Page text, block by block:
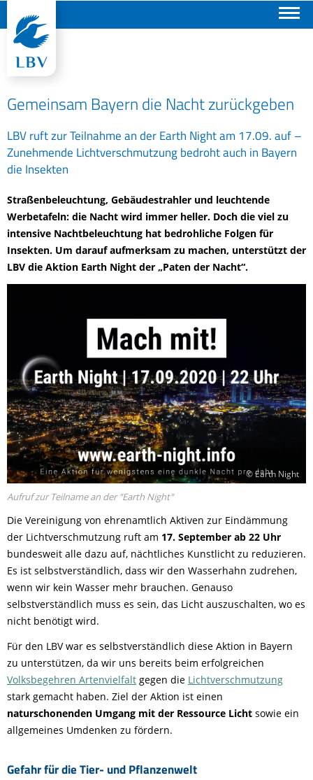
Gemeinsam Bayern die Nacht zurückgeben
LBV ruft zur Teilnahme an der Earth Night am 17.09. auf –
Zunehmende Lichtverschmutzung bedroht auch in Bayern
die Insekten
Straßenbeleuchtung, Gebäudestrahler und leuchtende
Werbetafeln: die Nacht wird immer heller. Doch die viel zu
intensive Nachtbeleuchtung hat bedrohliche Folgen für
Insekten. Um darauf aufmerksam zu machen, unterstützt der
LBV die Aktion Earth Night der „Paten der Nacht“.
© Earth Night
Aufruf zur Teilname an der "Earth Night"
Die Vereinigung von ehrenamtlich Aktiven zur Eindämmung
der Lichtverschmutzung ruft am 17. September ab 22 Uhr
bundesweit alle dazu auf, nächtliches Kunstlicht zu reduzieren.
Es ist selbstverständlich, dass wir den Wasserhahn zudrehen,
wenn wir kein Wasser mehr brauchen. Genauso
selbstverständlich muss es sein, das Licht auszuschalten, wo es
nicht benötigt wird.
Für den LBV war es selbstverständlich diese Aktion in Bayern
zu unterstützen, da wir uns bereits beim erfolgreichen
Volksbegehren Artenvielfalt gegen die Lichtverschmutzung
stark gemacht haben. Ziel der Aktion ist einen
naturschonenden Umgang mit der Ressource Licht sowie ein
allgemeines Umdenken zu fördern.
Gefahr für die Tier- und Pflanzenwelt